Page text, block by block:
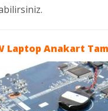
Laptop Anakart